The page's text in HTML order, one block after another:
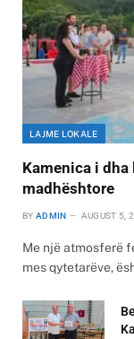
LAJME LOKALE
Kamenica i
madhështore
BY ADMIN AUGUST 5,
Me një atmosferë
mes qytetarëve,